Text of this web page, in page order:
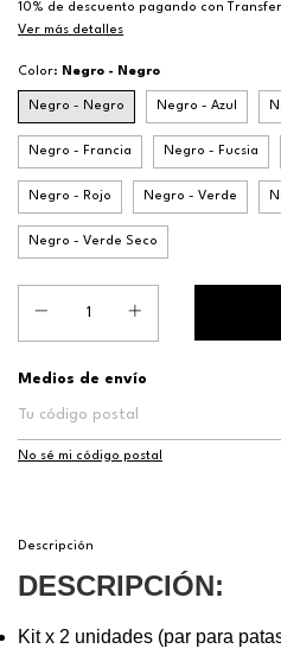
10% de descuento pagando con
Ver más detalles
Color: Negro - Negro
Negro - Negro Negro - Azul
Negro - Francia Negro - Fucsia
Negro - Rojo Negro - Verde
Negro - Verde Seco
Entregas para el CP:
Medios de envío
No sé mi código postal
Descripción
DESCRIPCIÓN:
Kit x 2 unidades (par para